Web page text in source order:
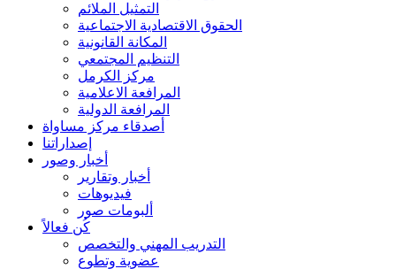
التمثيل الملائم
الحقوق الاقتصادية الاجتماعية
المكانة القانونية
التنظيم المجتمعي
مركز الكرمل
المرافعة الاعلامية
المرافعة الدولية
أصدقاء مركز مساواة
إصداراتنا
أخبار وصور
أخبار وتقارير
فيديوهات
ألبومات صور
كُن فعالاً
التدريب المهني والتخصص
عضوية وتطوع